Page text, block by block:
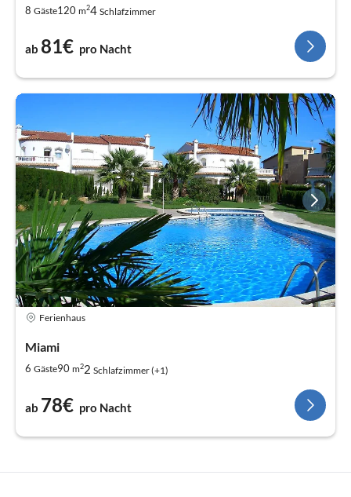
8 Gäste120 m24 Schlafzimmer
ab 81€ pro Nacht
Ferienhaus
Miami
6 Gäste90 m22 Schlafzimmer (+1)
ab 78€ pro Nacht